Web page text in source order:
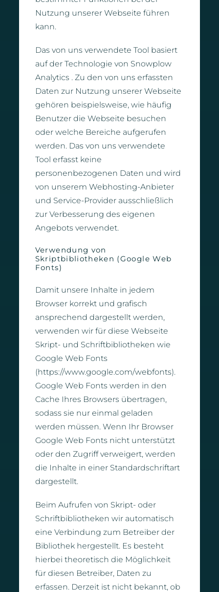
Nutzung unserer Webseite führen
kann.
Das von uns verwendete Tool basiert
auf der Technologie von Snowplow
Analytics . Zu den von uns erfassten
Daten zur Nutzung unserer Webseite
gehören beispielsweise, wie häufig
Benutzer die Webseite besuchen
oder welche Bereiche aufgerufen
werden. Das von uns verwendete
Tool erfasst keine
personenbezogenen Daten und wird
von unserem Webhosting-Anbieter
und Service-Provider ausschließlich
zur Verbesserung des eigenen
Angebots verwendet.
Verwendung von
Skriptbibliotheken (Google Web
Fonts)
Damit unsere Inhalte in jedem
Browser korrekt und grafisch
ansprechend dargestellt werden,
verwenden wir für diese Webseite
Skript- und Schriftbibliotheken wie
Google Web Fonts
(https://www.google.com/webfonts).
Google Web Fonts werden in den
Cache Ihres Browsers übertragen,
sodass sie nur einmal geladen
werden müssen. Wenn Ihr Browser
Google Web Fonts nicht unterstützt
oder den Zugriff verweigert, werden
die Inhalte in einer Standardschriftart
dargestellt.
Beim Aufrufen von Skript- oder
Schriftbibliotheken wir automatisch
eine Verbindung zum Betreiber der
Bibliothek hergestellt. Es besteht
hierbei theoretisch die Möglichkeit
für diesen Betreiber, Daten zu
erfassen. Derzeit ist nicht bekannt, ob